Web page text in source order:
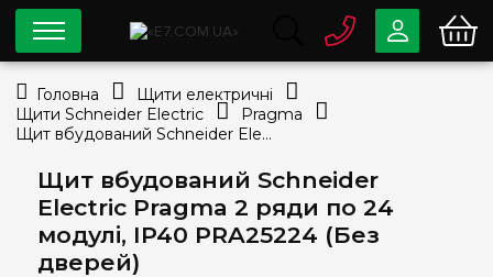
Щит вбудований Schneider
Electric Pragma 2 ряди по 24
модулі, IP40 PRA25224 (Без
дверей)
0 800
Безкоштовно
info@e7.com.ua
334-79-78
Viber Telegram
Головна
Щити електричні
Щити Schneider Electric
Pragma
Щит вбудований Schneider Electric Pragma 2 ряди по 24 модулі, IP40 PRA25224 (Без дверей)